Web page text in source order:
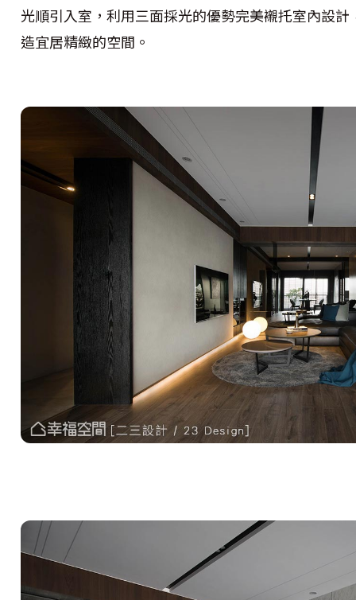
光順引入室，利用三面採光的優勢完美襯托室內設
造宜居精緻的空間。